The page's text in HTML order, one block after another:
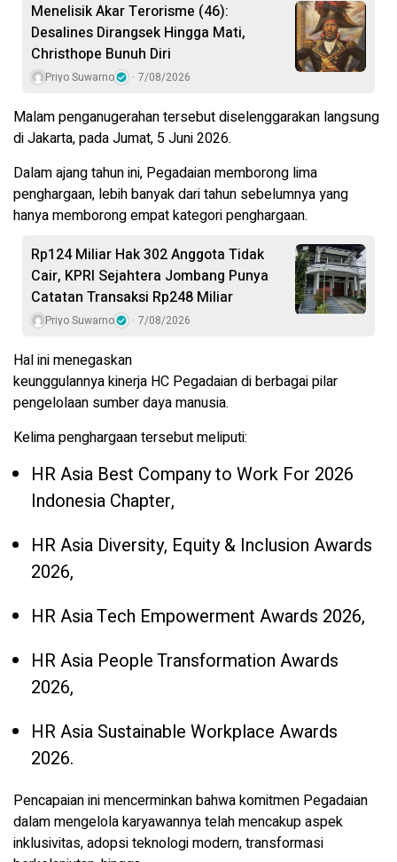
Menelisik Akar Terorisme (46):
Desalines Dirangsek Hingga Mati,
Christhope Bunuh Diri
Priyo Suwarno 7/08/2026
Malam penganugerahan tersebut diselenggarakan langsung
di Jakarta, pada Jumat, 5 Juni 2026.
Dalam ajang tahun ini, Pegadaian memborong lima
penghargaan, lebih banyak dari tahun sebelumnya yang
hanya memborong empat kategori penghargaan.
Rp124 Miliar Hak 302 Anggota Tidak
Cair, KPRI Sejahtera Jombang Punya
Catatan Transaksi Rp248 Miliar
Priyo Suwarno 7/08/2026
Hal ini menegaskan
keunggulannya kinerja HC Pegadaian di berbagai pilar
pengelolaan sumber daya manusia.
Kelima penghargaan tersebut meliputi:
HR Asia Best Company to Work For 2026
Indonesia Chapter,
HR Asia Diversity, Equity & Inclusion Awards
2026,
HR Asia Tech Empowerment Awards 2026,
HR Asia People Transformation Awards
2026,
HR Asia Sustainable Workplace Awards
2026.
Pencapaian ini mencerminkan bahwa komitmen Pegadaian
dalam mengelola karyawannya telah mencakup aspek
inklusivitas, adopsi teknologi modern, transformasi